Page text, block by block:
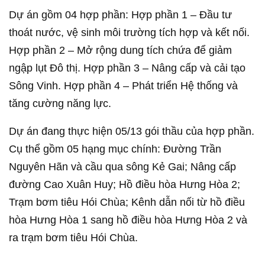
Dự án gồm 04 hợp phần: Hợp phần 1 – Đầu tư
thoát nước, vệ sinh môi trường tích hợp và kết nối.
Hợp phần 2 – Mở rộng dung tích chứa để giảm
ngập lụt Đô thị. Hợp phần 3 – Nâng cấp và cải tạo
Sông Vinh. Hợp phần 4 – Phát triển Hệ thống và
tăng cường năng lực.
Dự án đang thực hiện 05/13 gói thầu của hợp phần.
Cụ thể gồm 05 hạng mục chính: Đường Trần
Nguyên Hãn và cầu qua sông Kẻ Gai; Nâng cấp
đường Cao Xuân Huy; Hồ điều hòa Hưng Hòa 2;
Trạm bơm tiêu Hói Chùa; Kênh dẫn nối từ hồ điều
hòa Hưng Hòa 1 sang hồ điều hòa Hưng Hòa 2 và
ra trạm bơm tiêu Hói Chùa.